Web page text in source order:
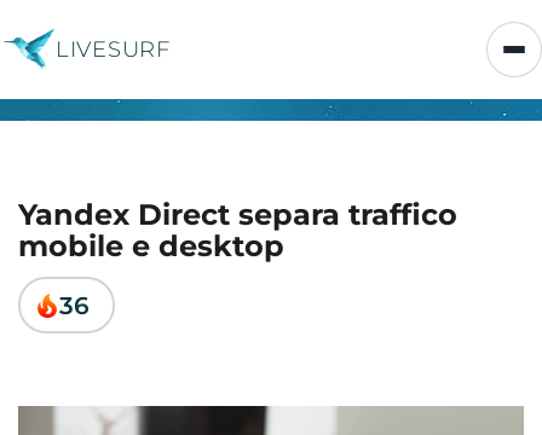
LIVESURF
Yandex Direct separa traffico
mobile e desktop
36